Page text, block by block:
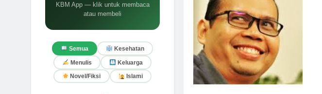
KBM App — klik untuk membaca
atau membeli
Semua Kesehatan
Menulis Keluarga
Novel/Fiksi Islami